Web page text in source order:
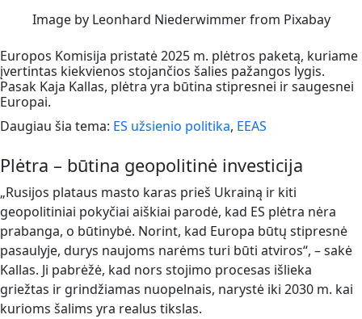
Image by Leonhard Niederwimmer from Pixabay
Europos Komisija pristatė 2025 m. plėtros paketą, kuriame
įvertintas kiekvienos stojančios šalies pažangos lygis.
Pasak Kaja Kallas, plėtra yra būtina stipresnei ir saugesnei
Europai.
Daugiau šia tema: ES užsienio politika, EEAS
Plėtra – būtina geopolitinė investicija
„Rusijos plataus masto karas prieš Ukrainą ir kiti
geopolitiniai pokyčiai aiškiai parodė, kad ES plėtra nėra
prabanga, o būtinybė. Norint, kad Europa būtų stipresnė
pasaulyje, durys naujoms narėms turi būti atviros“, – sakė
Kallas. Ji pabrėžė, kad nors stojimo procesas išlieka
griežtas ir grindžiamas nuopelnais, narystė iki 2030 m. kai
kurioms šalims yra realus tikslas.